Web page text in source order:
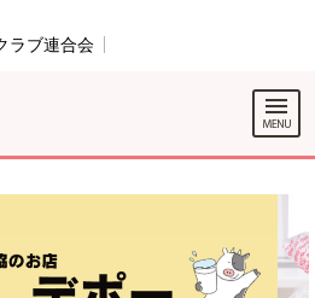
ラブ連合会